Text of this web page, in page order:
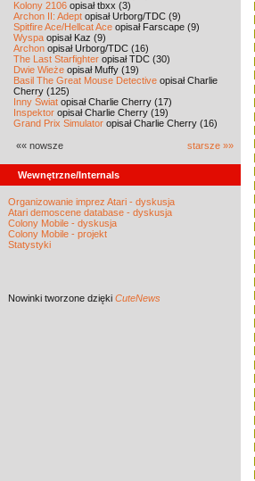
Kolony 2106 opisał tbxx (3)
Archon II: Adept opisał Urborg/TDC (9)
Spitfire Ace/Hellcat Ace opisał Farscape (9)
Wyspa opisał Kaz (9)
Archon opisał Urborg/TDC (16)
The Last Starfighter opisał TDC (30)
Dwie Wieże opisał Muffy (19)
Basil The Great Mouse Detective opisał Charlie
Cherry (125)
Inny Świat opisał Charlie Cherry (17)
Inspektor opisał Charlie Cherry (19)
Grand Prix Simulator opisał Charlie Cherry (16)
«« nowsze starsze »»
Wewnętrzne/Internals
Organizowanie imprez Atari - dyskusja
Atari demoscene database - dyskusja
Colony Mobile - dyskusja
Colony Mobile - projekt
Statystyki
Nowinki tworzone dzięki CuteNews